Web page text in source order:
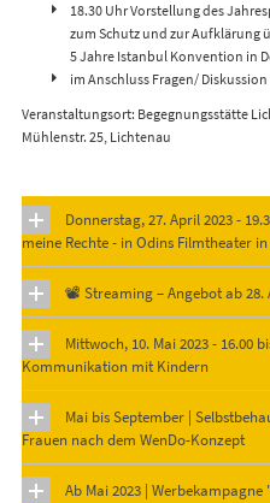
18.30 Uhr Vorstellung des
zum Schutz und zur Aufklärung
5 Jahre Istanbul Konvention in
im Anschluss Fragen/ Diskussion
Veranstaltungsort: Begegnungsstätte
Mühlenstr. 25, Lichtenau
Donnerstag, 27. April 2023 -
meine Rechte - in Odins Filmtheater
📽 Streaming – Angebot ab 28.
Mittwoch, 10. Mai 2023 - 16.00
Kommunikation mit Kindern
Mai bis September |
Frauen nach dem WenDo-Konzept
Ab Mai 2023 |